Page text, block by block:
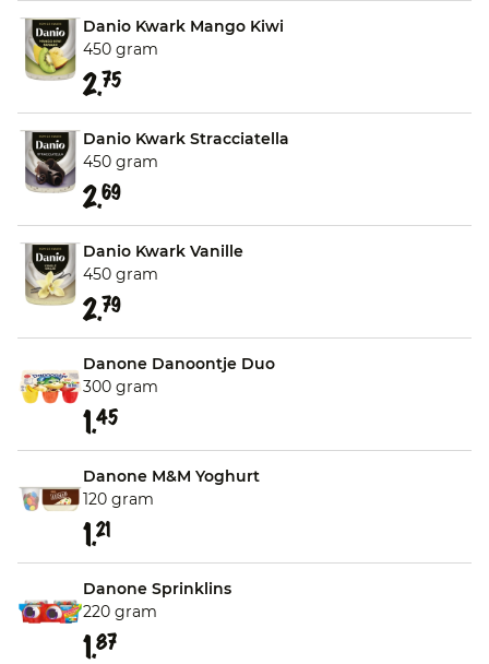
Danio Kwark Mango Kiwi
450 gram
2.75
Danio Kwark Stracciatella
450 gram
2.69
Danio Kwark Vanille
450 gram
2.79
Danone Danoontje Duo
300 gram
1.45
Danone M&M Yoghurt
120 gram
1.21
Danone Sprinklins
220 gram
1.87